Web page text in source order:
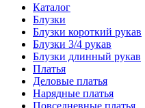
Каталог
Блузки
Блузки короткий рукав
Блузки 3/4 рукав
Блузки длинный рукав
Платья
Деловые платья
Нарядные платья
Повседневные платья